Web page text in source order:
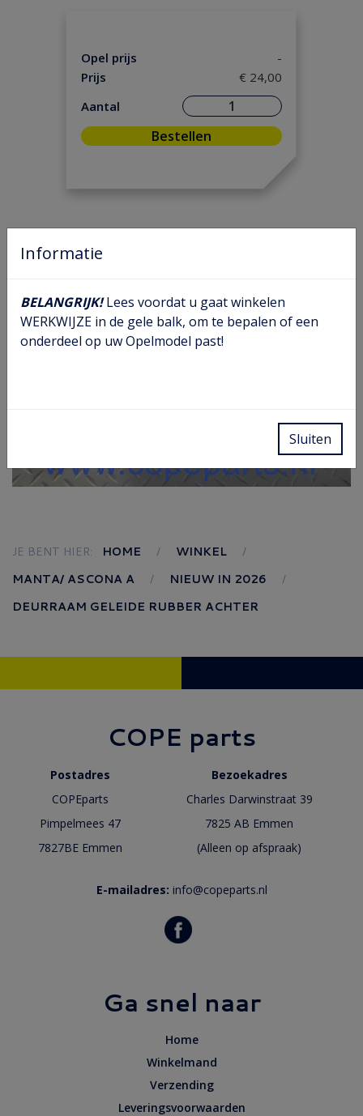
Versnelling/ Aandrijving
Remmen/ Wielen
Ruiten/ Rubbers
Vooras/ Stuurinrichting(14)
Opel prijs
-
Prijs
€ 24,00
Aantal
Bestellen
JE BENT HIER: HOME
WINKEL
MANTA/ ASCONA A
NIEUW IN 2026
DEURRAAM GELEIDE RUBBER ACHTER
COPE parts
Postadres
Bezoekadres
COPEparts
Charles Darwinstraat 39
Pimpelmees 47
7825 AB Emmen
7827BE Emmen
(Alleen op afspraak)
E-mailadres: info@copeparts.nl
Ga snel naar
Home
Winkelmand
Verzending
Leveringsvoorwaarden
Informatie
BELANGRIJK!Lees voordat u gaat winkelen
WERKWIJZE in de gele balk, om te bepalen of een
onderdeel op uw Opelmodel past!
Sluiten